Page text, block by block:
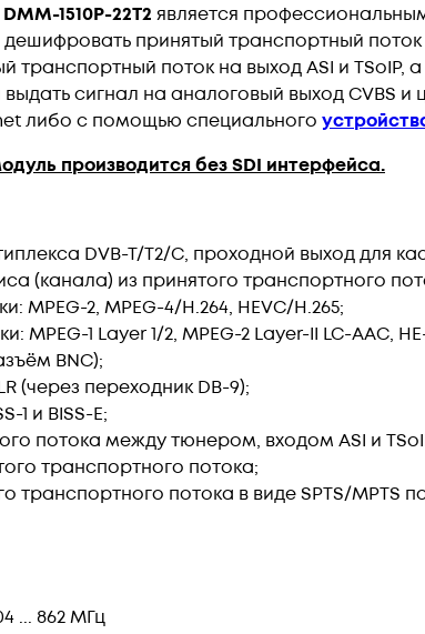
DMM-1510P-22T2 является
дешифровать принятый транспортный
транспортный поток на выход ASI и TSoIP,
сигнал на аналоговый выход CVBS
либо с помощью специального
производится без SDI интерфейса.
DVB-T/T2/C, проходной выход для
(канала) из принятого транспортного
2, MPEG-4/H.264, HEVC/H.265;
1 Layer 1/2, MPEG-2 Layer-II LC-AAC,
BNC);
(через переходник DB-9);
1 и BISS-E;
потока между тюнером, входом ASI и
транспортного потока;
транспортного потока в виде SPTS/MPTS
... 862 МГц